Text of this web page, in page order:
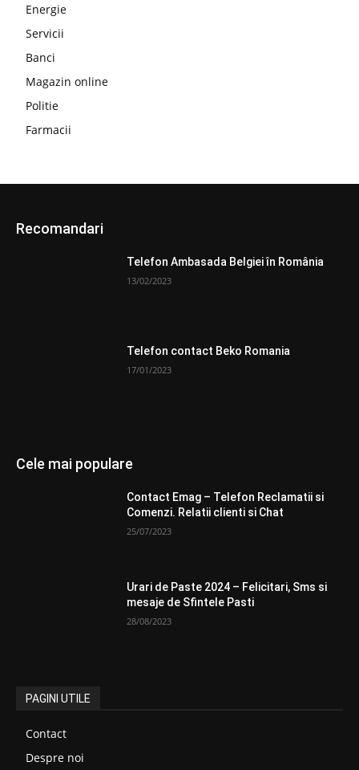
Energie
Servicii
Banci
Magazin online
Politie
Farmacii
Recomandari
Telefon Ambasada Belgiei în România
13/02/2023
Telefon contact Beko Romania
17/01/2023
Cele mai populare
Contact Emag – Telefon Reclamatii si
Comenzi. Relatii clienti si Chat
25/07/2023
Urari de Paste 2024 – Felicitari, Sms si
mesaje de Sfintele Pasti
28/08/2023
PAGINI UTILE
Contact
Despre noi